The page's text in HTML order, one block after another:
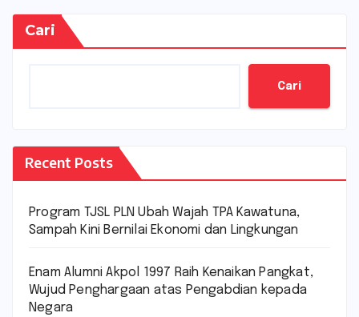
Cari
Cari
Recent Posts
Program TJSL PLN Ubah Wajah TPA Kawatuna,
Sampah Kini Bernilai Ekonomi dan Lingkungan
Enam Alumni Akpol 1997 Raih Kenaikan Pangkat,
Wujud Penghargaan atas Pengabdian kepada
Negara